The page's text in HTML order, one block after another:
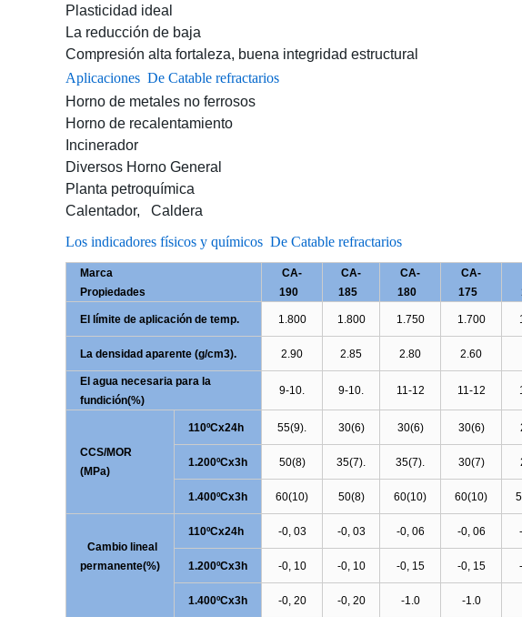
Plasticidad ideal
La reducción de baja
Compresión alta fortaleza, buena integridad estructural
Aplicaciones De Catable refractarios
Horno de metales no ferrosos
Horno de recalentamiento
Incinerador
Diversos Horno General
Planta petroquímica
Calentador, Caldera
Los indicadores físicos y químicos De Catable refractarios
Marca
Propiedades
CA-
190
CA-
185
CA-
180
CA-
175
El límite de aplicación de temp. 1.800 1.800 1.750 1.700
La densidad aparente (g/cm3). 2.90 2.85 2.80 2.60
El agua necesaria para la
fundición(%)
9-10. 9-10. 11-12 11-12
CCS/MOR
(MPa)
110ºCx24h 55(9). 30(6) 30(6) 30(6)
1.200ºCx3h 50(8) 35(7). 35(7). 30(7)
1.400ºCx3h 60(10) 50(8) 60(10) 60(10)
Cambio lineal
permanente(%)
110ºCx24h -0, 03 -0, 03 -0, 06 -0, 06
1.200ºCx3h -0, 10 -0, 10 -0, 15 -0, 15
1.400ºCx3h -0, 20 -0, 20 -1.0 -1.0